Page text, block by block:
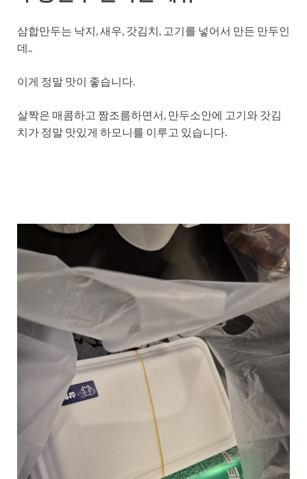
삼합만두는 낙지, 새우, 갓김치, 고기를 넣어서 만든 만두인
데..
이게 정말 맛이 좋습니다.
살짝은 매콤하고 짬조름하면서, 만두소안에 고기와 갓김
치가 정말 맛있게 하모니를 이루고 있습니다.